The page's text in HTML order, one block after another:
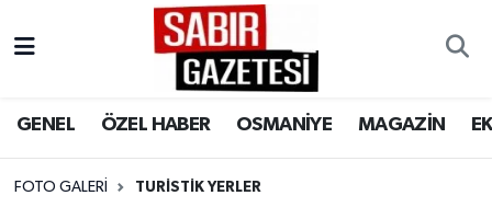
GENEL ÖZEL HABER OSMANİYE MAGAZİN
FOTO GALERI TURISTIK YERLER
OSMANİYE
Osmaniye Nöbetçi Eczaneler
Osmaniye Trafik Yoğunluk Haritası